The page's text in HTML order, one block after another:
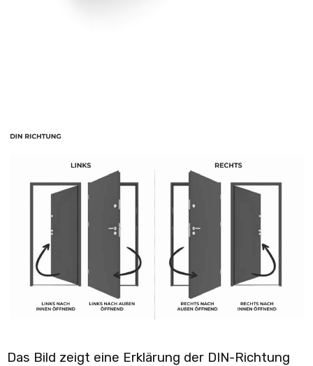
Das Bild zeigt eine Erklärung der DIN-Richtung